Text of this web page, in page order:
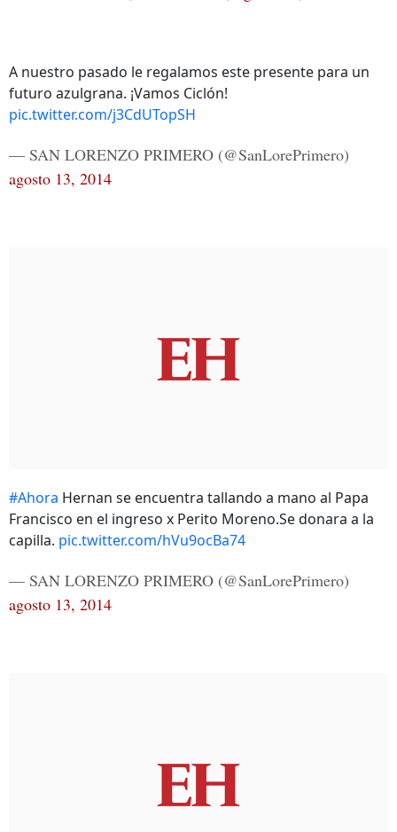
A nuestro pasado le regalamos este presente para un
futuro azulgrana. ¡Vamos Ciclón!
pic.twitter.com/j3CdUTopSH
— SAN LORENZO PRIMERO (@SanLorePrimero)
agosto 13, 2014
#Ahora Hernan se encuentra tallando a mano al Papa
Francisco en el ingreso x Perito Moreno.Se donara a la
capilla. pic.twitter.com/hVu9ocBa74
— SAN LORENZO PRIMERO (@SanLorePrimero)
agosto 13, 2014